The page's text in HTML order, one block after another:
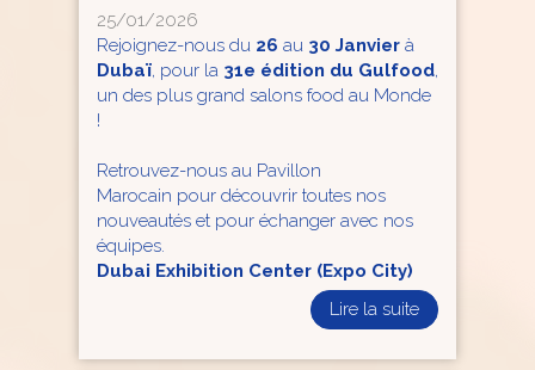
25/01/2026
Rejoignez-nous du 26 au 30 Janvierà
Dubaï, pour la 31e édition du Gulfood,
un des plus grand salons food au Monde
!
Retrouvez-nous au Pavillon
Marocain pour découvrir toutes nos
nouveautés et pour échanger avec nos
équipes.
Dubai Exhibition Center (Expo City)
Lire la suite